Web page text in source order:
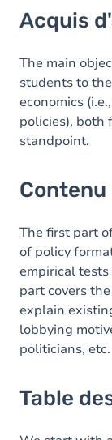
Contenu
Table des
Exercices
Acquis
The main
students to
economics
policies), both
standpoint.
Contenu
The first part
of policy
empirical
part covers
explain
lobbying
politicians, etc.
Table